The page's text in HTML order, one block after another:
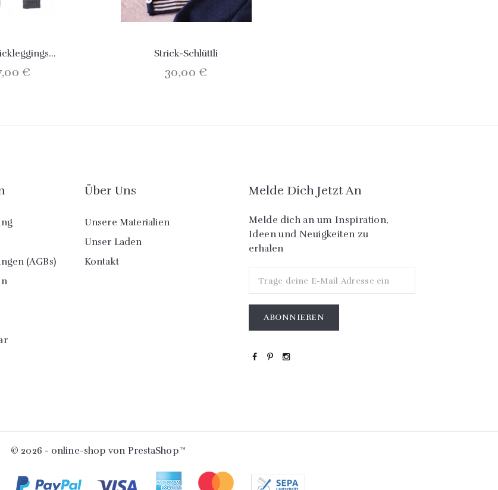
€
Strick-Schlüttli
30,00 €
(AGBs)
Über Uns
Unsere Materialien
Unser Laden
Kontakt
Melde Dich Jetzt An
Melde dich an um Inspiration,
Ideen und Neuigkeiten zu
erhalen
© 2026 - online-shop von PrestaShop™